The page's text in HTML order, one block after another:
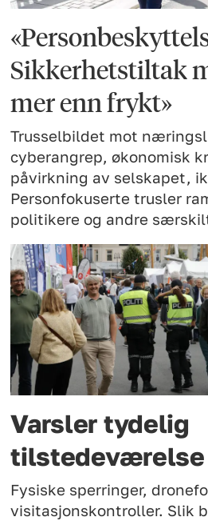
Sikkerhetstiltak
mer enn frykt»
Trusselbildet mot
cyberangrep, økonomisk
påvirkning av selskapet,
Personfokuserte trusler
politikere og andre
Varsler tydelig
tilstedeværelse
Fysiske sperringer,
visitasjonskontroller. Slik